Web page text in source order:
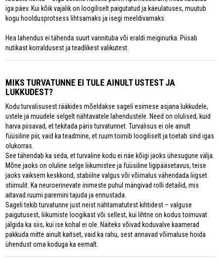
iga päev. Kui kõik vajalik on loogiliselt paigutatud ja käeulatuses, muutub
kogu hooldusprotsess lihtsamaks ja isegi meeldivamaks.
Hea lahendus ei tähenda suurt vannituba või eraldi meiginurka. Piisab
nutikast korraldusest ja teadlikest valikutest.
MIKS TURVATUNNE EI TULE AINULT USTEST JA
LUKKUDEST?
Kodu turvalisusest rääkides mõeldakse sageli esimese asjana lukkudele,
ustele ja muudele selgelt nähtavatele lahendustele. Need on olulised, kuid
harva piisavad, et tekitada päris turvatunnet. Turvalisus ei ole ainult
füüsiline piir, vaid ka teadmine, et ruum toimib loogiliselt ja toetab sind igas
olukorras.
See tähendab ka seda, et turvaline kodu ei näe kõigi jaoks ühesugune välja.
Mõne jaoks on oluline selge liikumistee ja füüsiline ligipääsetavus, teise
jaoks vaiksem keskkond, stabiilne valgus või võimalus vähendada liigset
stiimulit. Ka neuroerinevate inimeste puhul mängivad rolli detailid, mis
aitavad ruumi paremini tajuda ja ennustada.
Sageli tekib turvatunne just neist nähtamatutest kihtidest – valguse
paigutusest, liikumiste loogikast või sellest, kui lihtne on kodus toimuvat
jälgida ka siis, kui ise kohal ei ole. Näiteks võivad koduvalve kaamerad
pakkuda mitte ainult kaitset, vaid ka rahu, sest annavad võimaluse hoida
ühendust oma koduga ka eemalt.